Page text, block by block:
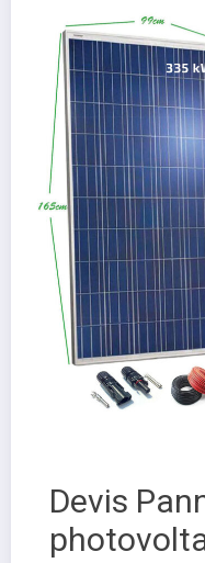
Devis